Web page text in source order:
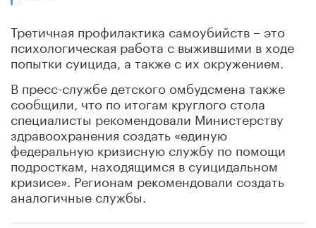
Третичная профилактика самоубийств – это
психологическая работа с выжившими в ходе
попытки суицида, а также с их окружением.
В пресс-службе детского омбудсмена также
сообщили, что по итогам круглого стола
специалисты рекомендовали Министерству
здравоохранения создать «единую
федеральную кризисную службу по помощи
подросткам, находящимся в суицидальном
кризисе». Регионам рекомендовали создать
аналогичные службы.